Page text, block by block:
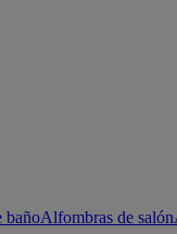
bañoAlfombras de salón